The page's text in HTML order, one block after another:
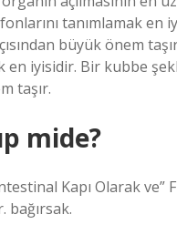
tanımlamak
büyük önem
en iyisidir. Bir kubbe
taşır.
mide?
Kapı Olarak ve”
bağırsak.